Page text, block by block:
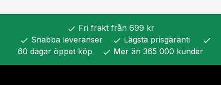
check Fri frakt från 699 kr
check Snabba leveranser check Lägsta prisgaranti check
60 dagar öppet köp check Mer än 365 000 kunder